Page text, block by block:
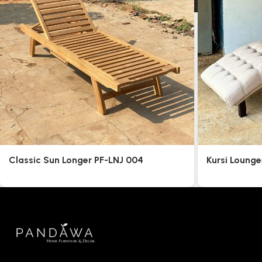
Classic Sun Longer PF-LNJ 004 Kursi